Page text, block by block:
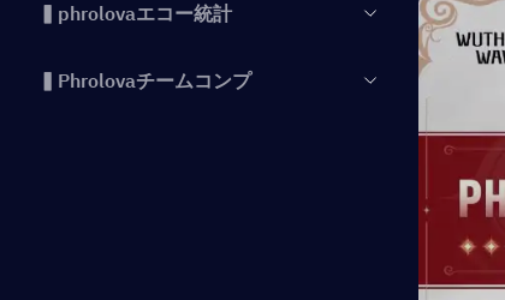
▍phrolovaエコー統計
▍Phrolovaチームコンプ